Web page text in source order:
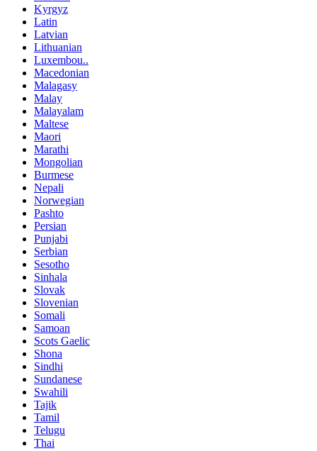
Kyrgyz
Latin
Latvian
Lithuanian
Luxembou..
Macedonian
Malagasy
Malay
Malayalam
Maltese
Maori
Marathi
Mongolian
Burmese
Nepali
Norwegian
Pashto
Persian
Punjabi
Serbian
Sesotho
Sinhala
Slovak
Slovenian
Somali
Samoan
Scots Gaelic
Shona
Sindhi
Sundanese
Swahili
Tajik
Tamil
Telugu
Thai